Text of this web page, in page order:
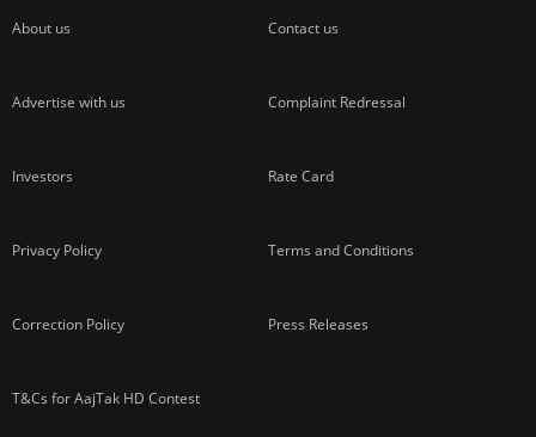
About us Contact us
Advertise with us Complaint Redressal
Investors Rate Card
Privacy Policy Terms and Conditions
Correction Policy Press Releases
T&Cs for AajTak HD Contest